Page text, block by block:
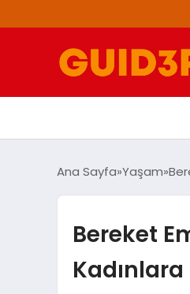
Ana Sayfa Yaşam
Bereket
Kadınlara